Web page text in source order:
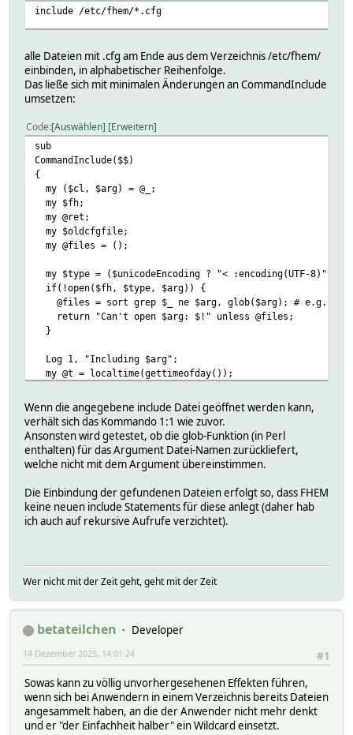
include /etc/fhem/*.cfg
alle Dateien mit .cfg am Ende aus dem Verzeichnis /etc/fhem/
einbinden, in alphabetischer Reihenfolge.
Das ließe sich mit minimalen Änderungen an CommandInclude
umsetzen:
Code Auswählen Erweitern
sub
CommandInclude($$)
{
my ($cl, $arg) = @_;
my $fh;
my @ret;
my $oldcfgfile;
my @files = ();
my $type = ($unicodeEncoding ? "< :encoding(UTF-8)" :
if(!open($fh, $type, $arg)) {
@files = sort grep $_ ne $arg, glob($arg); # e.g. /
return "Can't open $arg: $!" unless @files;
}
Log 1, "Including $arg";
my @t = localtime(gettimeofday());
my $stf = ResolveDateWildcards(AttrVal("global",
if(!$init_done && $arg ne $stf && $arg ne $gcfg) {
my $nr = $devcount++;
$comments{$nr}{TEXT} = "include $arg";
$comments{$nr}{CFGFN} = $currcfgfile if($currcfgfile
$oldcfgfile = $currcfgfile;
do {
if ( @files ) {
next;
}
Log 1, "Including $arg";
}
my $lineno = 0;
$rcvdquit = 0;
while(my $l = <$fh>) {
$lineno++;
Wenn die angegebene include Datei geöffnet werden kann,
verhält sich das Kommando 1:1 wie zuvor.
Ansonsten wird getestet, ob die glob-Funktion (in Perl
enthalten) für das Argument Datei-Namen zurückliefert,
welche nicht mit dem Argument übereinstimmen.
Die Einbindung der gefundenen Dateien erfolgt so, dass FHEM
keine neuen include Statements für diese anlegt (daher hab
ich auch auf rekursive Aufrufe verzichtet).
Wer nicht mit der Zeit geht, geht mit der Zeit
betateilchen
Developer
#1
14 Dezember 2025, 14:01:24
Sowas kann zu völlig unvorhergesehenen Effekten führen,
wenn sich bei Anwendern in einem Verzeichnis bereits Dateien
angesammelt haben, an die der Anwender nicht mehr denkt
und er "der Einfachheit halber" ein Wildcard einsetzt.